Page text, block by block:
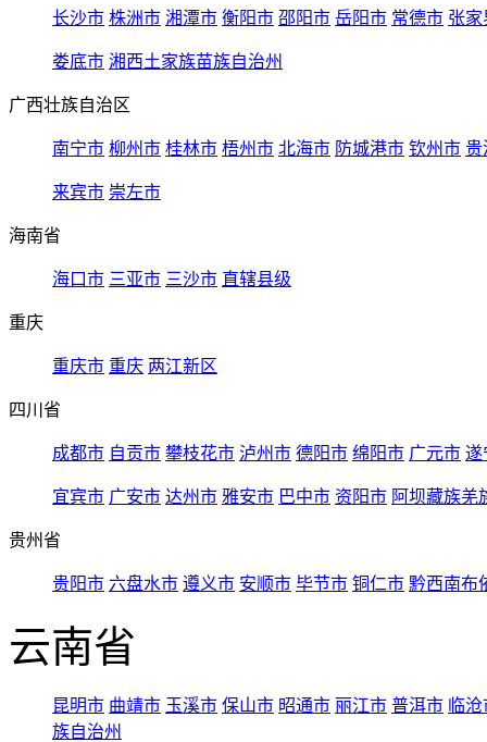
长沙市 株洲市 湘潭市 衡阳市 邵阳市 岳阳市 常德市 张家
娄底市 湘西土家族苗族自治州
广西壮族自治区
南宁市 柳州市 桂林市 梧州市 北海市 防城港市 钦州市 贵
来宾市 崇左市
海南省
海口市 三亚市 三沙市 直辖县级
重庆
重庆市 重庆 两江新区
四川省
成都市 自贡市 攀枝花市 泸州市 德阳市 绵阳市 广元市 遂
宜宾市 广安市 达州市 雅安市 巴中市 资阳市 阿坝藏族羌
贵州省
贵阳市 六盘水市 遵义市 安顺市 毕节市 铜仁市 黔西南布
云南省
昆明市 曲靖市 玉溪市 保山市 昭通市 丽江市 普洱市 临
族自治州